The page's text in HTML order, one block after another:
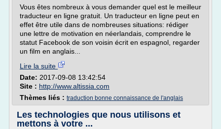
Vous êtes nombreux à vous demander quel est le meilleur
traducteur en ligne gratuit. Un traducteur en ligne peut en
effet être utile dans de nombreuses situations: rédiger
une lettre de motivation en néerlandais, comprendre le
statut Facebook de son voisin écrit en espagnol, regarder
un film en anglais...
Lire la suite
Date: 2017-09-08 13:42:54
Site : http://www.altissia.com
Thèmes liés : traduction bonne connaissance de l'anglais
Les technologies que nous utilisons et
mettons à votre ...